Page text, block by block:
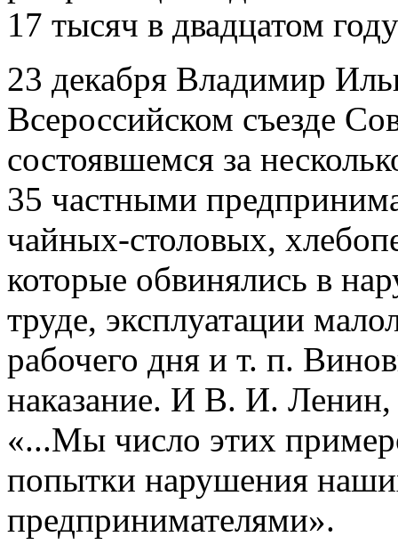
17 тысяч в двадцатом
23 декабря Владимир
Всероссийском съезде
состоявшемся за
35 частными
чайных-столовых,
которые обвинялись в
труде, эксплуатации
рабочего дня и т. п.
наказание. И В. И. Ленин,
«...Мы число этих
попытки нарушения
предпринимателями».